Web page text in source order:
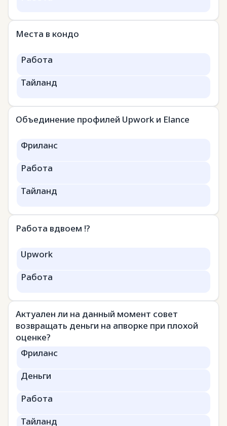
Места в кондо
Работа
Тайланд
Объединение профилей Upwork и Elance
Фриланс
Работа
Тайланд
Работа вдвоем !?
Upwork
Работа
Актуален ли на данный момент совет
возвращать деньги на апворке при плохой
оценке?
Фриланс
Деньги
Работа
Тайланд